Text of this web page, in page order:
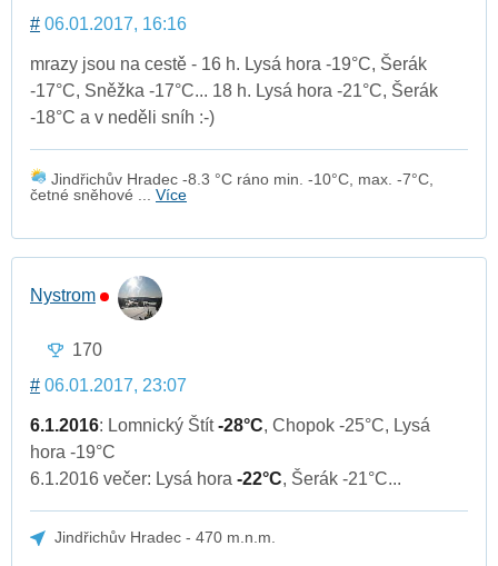
# 06.01.2017, 16:16
mrazy jsou na cestě - 16 h. Lysá hora -19°C, Šerák
-17°C, Sněžka -17°C... 18 h. Lysá hora -21°C, Šerák
-18°C a v neděli sníh :-)
Jindřichův Hradec -8.3 °C ráno min. -10°C, max. -7°C,
četné sněhové ... Více
Nystrom
170
# 06.01.2017, 23:07
6.1.2016: Lomnický Štít-28°C, Chopok -25°C, Lysá
hora -19°C
6.1.2016 večer: Lysá hora -22°C, Šerák -21°C...
Jindřichův Hradec - 470 m.n.m.